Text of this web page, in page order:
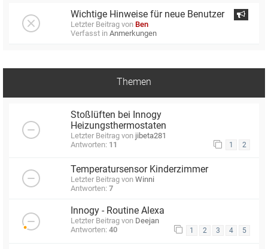
Wichtige Hinweise für neue Benutzer
Letzter Beitrag von Ben
Verfasst in Anmerkungen
Themen
Stoßlüften bei Innogy
Heizungsthermostaten
Letzter Beitrag von jibeta281
Antworten: 11 1 2
Temperatursensor Kinderzimmer
Letzter Beitrag von Winni
Antworten: 7
Innogy - Routine Alexa
Letzter Beitrag von Deejan
Antworten: 40 1 2 3 4 5